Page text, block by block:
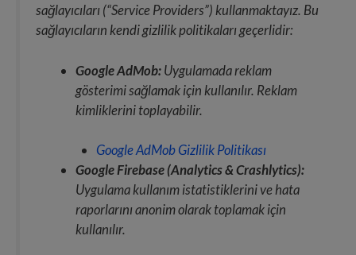
sağlayıcıları (“Service Providers”) kullanmaktayız. Bu
sağlayıcıların kendi gizlilik politikaları geçerlidir:
Google AdMob:Uygulamada reklam
gösterimi sağlamak için kullanılır. Reklam
kimliklerini toplayabilir.
Google AdMob Gizlilik Politikası
Google Firebase (Analytics & Crashlytics):
Uygulama kullanım istatistiklerini ve hata
raporlarını anonim olarak toplamak için
kullanılır.